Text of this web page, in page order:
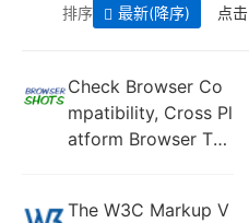
排序 最新(降序) 点击
Check Browser Co
mpatibility, Cross Pl
atform Browser Tes
The W3C Markup V